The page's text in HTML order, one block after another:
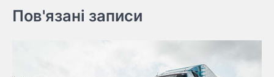
Пов'язані записи